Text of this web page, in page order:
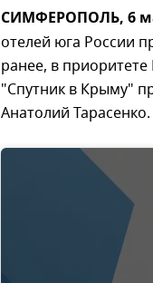
СИМФЕРОПОЛЬ, 6
отелей юга России
ранее, в
"Спутник в Крыму"
Анатолий Тарасенко.